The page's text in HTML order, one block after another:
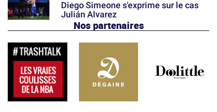
Diego Simeone s'exprime sur le cas
Julián Alvarez
Nos partenaires